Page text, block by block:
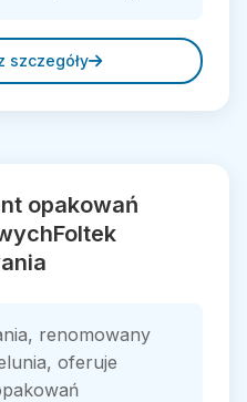
szczegóły
opakowań
renomowany
oferuje